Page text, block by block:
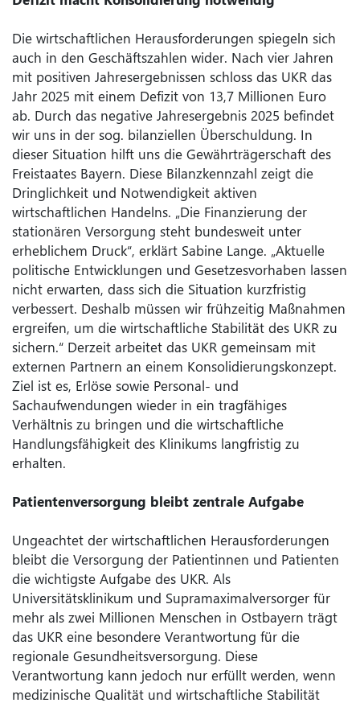
Die wirtschaftlichen Herausforderungen spiegeln sich
auch in den Geschäftszahlen wider. Nach vier Jahren
mit positiven Jahresergebnissen schloss das UKR das
Jahr 2025 mit einem Defizit von 13,7 Millionen Euro
ab. Durch das negative Jahresergebnis 2025 befindet
wir uns in der sog. bilanziellen Überschuldung. In
dieser Situation hilft uns die Gewährträgerschaft des
Freistaates Bayern. Diese Bilanzkennzahl zeigt die
Dringlichkeit und Notwendigkeit aktiven
wirtschaftlichen Handelns. „Die Finanzierung der
stationären Versorgung steht bundesweit unter
erheblichem Druck“, erklärt Sabine Lange. „Aktuelle
politische Entwicklungen und Gesetzesvorhaben lassen
nicht erwarten, dass sich die Situation kurzfristig
verbessert. Deshalb müssen wir frühzeitig Maßnahmen
ergreifen, um die wirtschaftliche Stabilität des UKR zu
sichern.“ Derzeit arbeitet das UKR gemeinsam mit
externen Partnern an einem Konsolidierungskonzept.
Ziel ist es, Erlöse sowie Personal- und
Sachaufwendungen wieder in ein tragfähiges
Verhältnis zu bringen und die wirtschaftliche
Handlungsfähigkeit des Klinikums langfristig zu
erhalten.
Patientenversorgung bleibt zentrale Aufgabe
Ungeachtet der wirtschaftlichen Herausforderungen
bleibt die Versorgung der Patientinnen und Patienten
die wichtigste Aufgabe des UKR. Als
Universitätsklinikum und Supramaximalversorger für
mehr als zwei Millionen Menschen in Ostbayern trägt
das UKR eine besondere Verantwortung für die
regionale Gesundheitsversorgung. Diese
Verantwortung kann jedoch nur erfüllt werden, wenn
medizinische Qualität und wirtschaftliche Stabilität